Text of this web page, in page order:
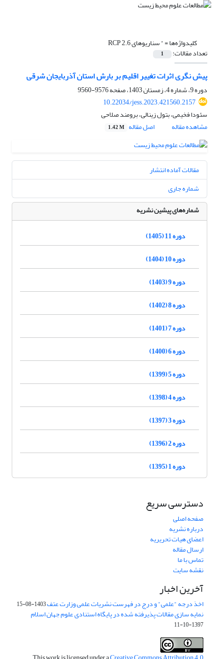
کلیدواژه‌ها =" سناریوهای RCP 2.6
تعداد مقالات: 1
پیش نگری اثرات تغییر اقلیم بر بارش استان آذربایجان شرقی
دوره 9، شماره 4، زمستان 1403، صفحه
9576-9560
10.22034/jess.2023.421560.2157
سئودا فخیمی، بتول زینالی، برومند صلاحی
مشاهده مقاله
اصل مقاله 1.42 M
مقالات آماده انتشار
شماره جاری
شماره‌های پیشین نشریه
دوره 11 (1405)
دوره 10 (1404)
دوره 9 (1403)
دوره 8 (1402)
دوره 7 (1401)
دوره 6 (1400)
دوره 5 (1399)
دوره 4 (1398)
دوره 3 (1397)
دوره 2 (1396)
دوره 1 (1395)
دسترسی سریع
صفحه اصلی
درباره نشریه
اعضای هیات تحریریه
ارسال مقاله
تماس با ما
نقشه سایت
آخرین اخبار
اخذ درجه "علمی" و درج در فهرست نشریات علمی وزارت عتف1403-08-15
نمایه سازی مقالات پذیرفته شده در پایگاه استنادی علوم جهان اسلام
1397-10-11